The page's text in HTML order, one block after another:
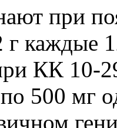
при
каждые
КК 10-
500 мг